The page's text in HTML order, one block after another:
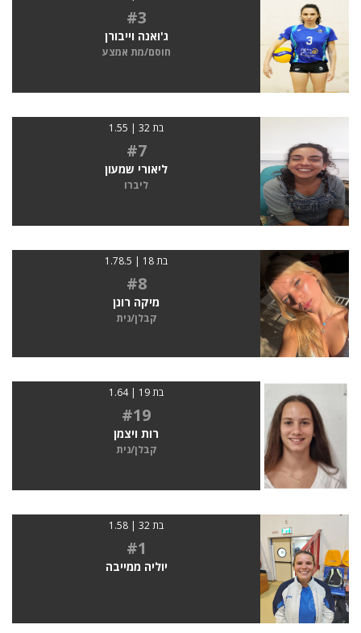
#3
ג'ואנה וייבורן
חוסם/מת אמצע
בת 32 | 1.55
#7
ליאורי שמעון
ליברו
בת 18 | 1.78.5
#8
מיקה רונן
קבלן/נית
בת 19 | 1.64
#19
רות ויצמן
קבלן/נית
בת 32 | 1.58
#1
יוליה ממייבה